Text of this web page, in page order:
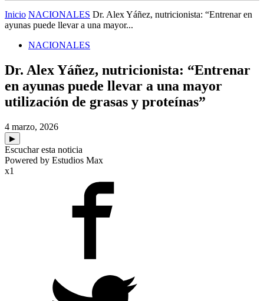
Inicio NACIONALES Dr. Alex Yáñez, nutricionista: “Entrenar en
ayunas puede llevar a una mayor...
NACIONALES
Dr. Alex Yáñez, nutricionista: “Entrenar
en ayunas puede llevar a una mayor
utilización de grasas y proteínas”
4 marzo, 2026
▶
Escuchar esta noticia
Powered by Estudios Max
x1